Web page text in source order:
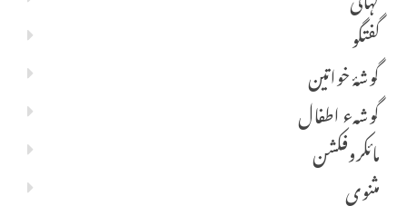
گفتگو
گوشۂ خواتین
گوشہء اطفال
مائکروفکشن
مثنوی